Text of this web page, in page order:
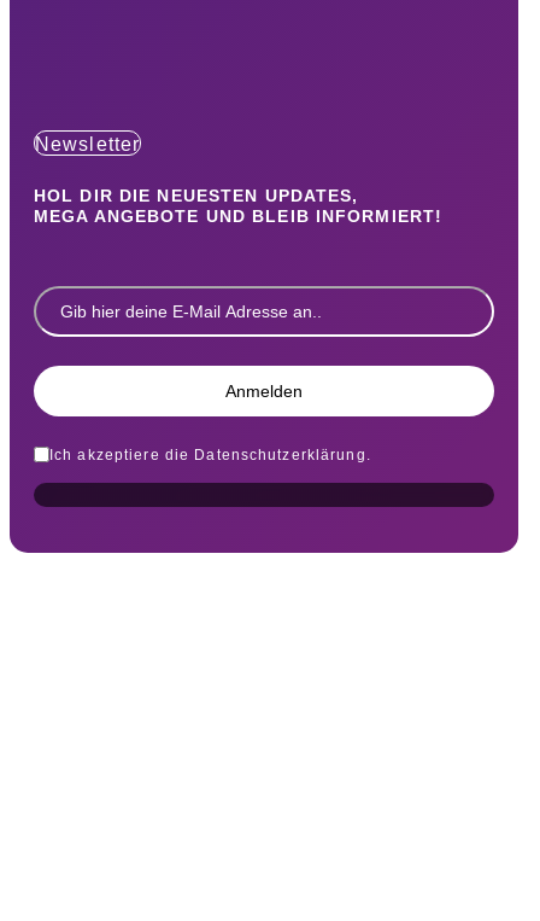
Newsletter
HOL DIR DIE NEUESTEN UPDATES,
MEGA ANGEBOTE UND BLEIB INFORMIERT!
Ich akzeptiere die Datenschutzerklärung.